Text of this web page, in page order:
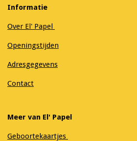
Informatie
Over El' Papel
Openingstijden
Adresgegevens
Contact
Meer van El' Papel
Geboortekaartjes